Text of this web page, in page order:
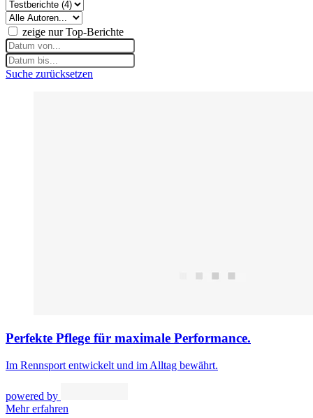
zeige nur Top-Berichte
Suche zurücksetzen
Perfekte Pflege für maximale Performance.
Im Rennsport entwickelt und im Alltag bewährt.
powered by
Mehr erfahren